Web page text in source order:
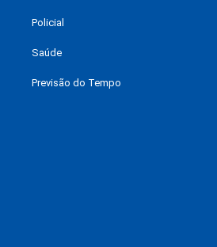
Policial
Saúde
Previsão do Tempo